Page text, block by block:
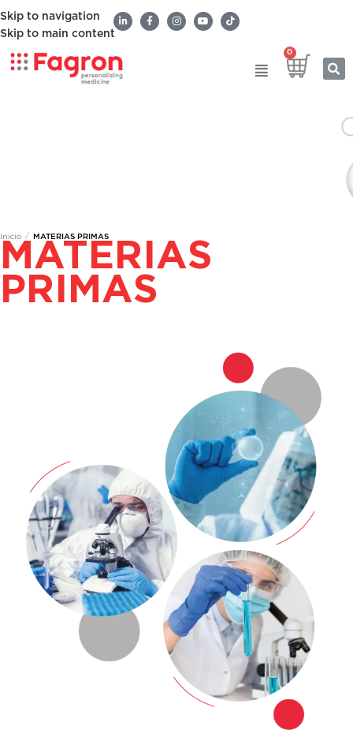
Skip to navigation
Skip to main content
0
Inicio / MATERIAS PRIMAS
MATERIAS
PRIMAS